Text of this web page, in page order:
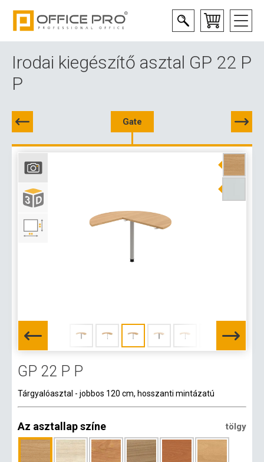
Irodai kiegészítő asztal GP 22 P
P
Gate
GP 22 P P
Tárgyalóasztal - jobbos 120 cm, hosszanti mintázatú
Az asztallap színe tölgy